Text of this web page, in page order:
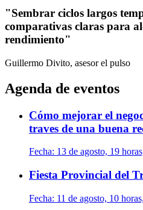
"Sembrar ciclos largos
comparativas claras para
rendimiento"
Guillermo Divito, asesor el pulso
Agenda de eventos
Cómo mejorar el
traves de una buena
Fecha: 13 de agosto, 19
Fiesta Provincial del
Fecha: 11 de agosto, 10